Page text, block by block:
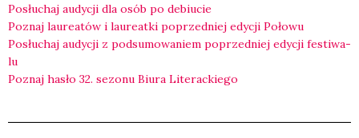
Posłu­chaj audy­cji dla osób po debiu­cie
Poznaj lau­re­atów i lau­re­at­ki poprzed­niej edy­cji Poło­wu
Posłu­chaj audy­cji z pod­su­mo­wa­niem poprzed­niej edy­cji festi­wa­
lu
Poznaj hasło 32. sezo­nu Biu­ra Lite­rac­kie­go